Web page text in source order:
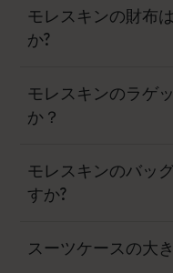
モレスキンの財布
か?
モレスキンのラゲ
か？
モレスキンのバッ
すか?
スーツケースの大